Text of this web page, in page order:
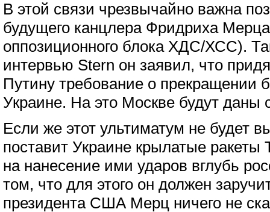
В этой связи чрезвычайно важна
будущего канцлера Фридриха
оппозиционного блока ХДС/ХСС).
интервью Stern он заявил, что
Путину требование о прекращении
Украине. На это Москве будут даны
Если же этот ультиматум не будет
поставит Украине крылатые ракеты
на нанесение ими ударов вглубь
том, что для этого он должен
президента США Мерц ничего не